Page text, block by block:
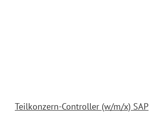
Teilkonzern-Controller (w/m/x) SAP